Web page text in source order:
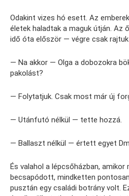
Odakint vizes hó esett. Az
életek haladtak a maguk útján. Az
idő óta először — végre csak
— Na akkor — Olga a dobozokra
pakolást?
— Folytatjuk. Csak most már új
— Utánfutó nélkül — tette hozzá.
— Ballaszt nélkül — értett egyet
És valahol a lépcsőházban, amikor
becsapódott, mindketten
pusztán egy családi botrány volt.